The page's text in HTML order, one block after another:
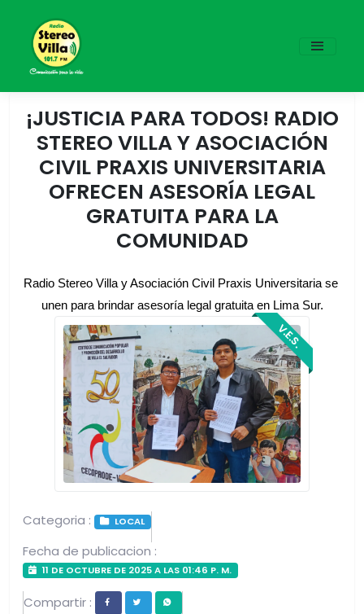
¡JUSTICIA PARA TODOS! RADIO
STEREO VILLA Y ASOCIACIÓN
CIVIL PRAXIS UNIVERSITARIA
OFRECEN ASESORÍA LEGAL
GRATUITA PARA LA
COMUNIDAD
Radio Stereo Villa y Asociación Civil Praxis Universitaria se
unen para brindar asesoría legal gratuita en Lima Sur.
V.E.S.
Categoria : LOCAL
Fecha de publicacion :
11 DE OCTUBRE DE 2025 A LAS 01:46 P. M.
Compartir :